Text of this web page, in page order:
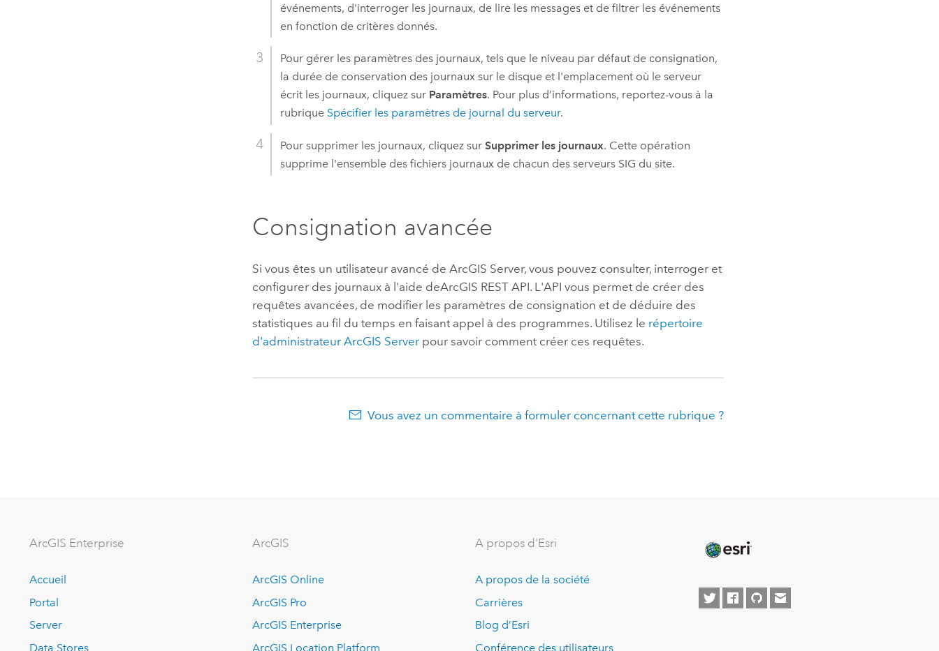
événements, d'interroger les journaux, de lire les messages et de filtrer les événements
en fonction de critères donnés.
Pour gérer les paramètres des journaux, tels que le niveau par défaut de consignation,
la durée de conservation des journaux sur le disque et l'emplacement où le serveur
écrit les journaux, cliquez sur Paramètres. Pour plus d’informations, reportez-vous à la
rubrique Spécifier les paramètres de journal du serveur.
Pour supprimer les journaux, cliquez surSupprimer les journaux. Cette opération
supprime l'ensemble des fichiers journaux de chacun des serveurs SIG du site.
Consignation avancée
Si vous êtes un utilisateur avancé deArcGIS Server, vous pouvez consulter, interroger et
configurer des journaux à l'aide deArcGIS REST API. L'API vous permet de créer des
requêtes avancées, de modifier les paramètres de consignation et de déduire des
statistiques au fil du temps en faisant appel à des programmes. Utilisez le répertoire
d'administrateurArcGIS Server pour savoir comment créer ces requêtes.
Vous avez un commentaire à formuler concernant cette rubrique ?
ArcGIS Enterprise
Accueil
Portal
Server
Data Stores
ArcGIS
ArcGIS Online
ArcGIS Pro
ArcGIS Enterprise
ArcGIS Location Platform
A propos d'Esri
A propos de la société
Carrières
Blog d’Esri
Conférence des utilisateurs